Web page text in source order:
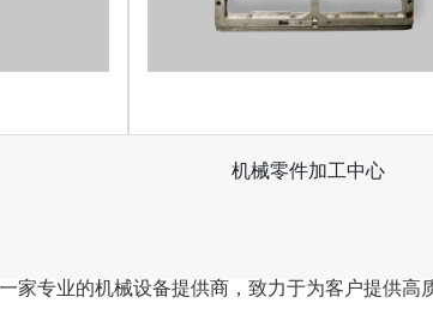
机械零件加工中心
家专业的机械设备提供商，致力于为客户提供高